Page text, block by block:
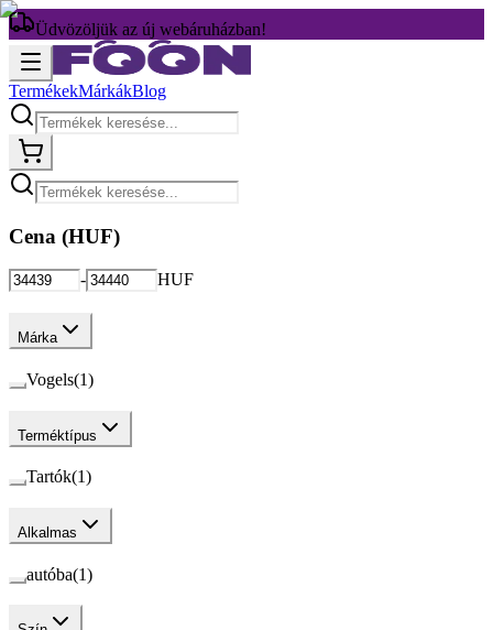
Üdvözöljük az új webáruházban!
TermékekMárkákBlog
Cena (HUF)
- HUF
Márka
Vogels(1)
Terméktípus
Tartók(1)
Alkalmas
autóba(1)